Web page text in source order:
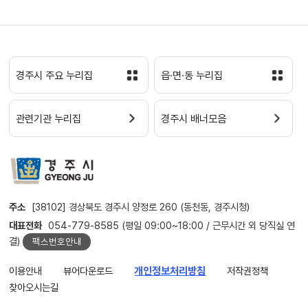
경주시 주요 누리집 읍·면·동 누리집
관련기관 누리집 경주시 배너모음
주소 [38102] 경상북도 경주시 양정로 260 (동천동, 경주시청)
대표전화 054-779-8585 (평일 09:00~18:00 / 근무시간 외 당직실 연
결)
팩스번호안내
이용안내 뷰어다운로드 개인정보처리방침
저작권정책
찾아오시는길